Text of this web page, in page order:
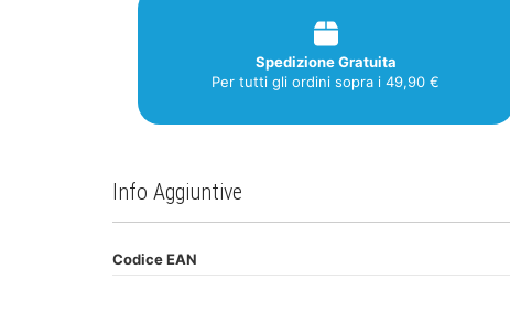
Spedizione Gratuita
Per tutti gli ordini sopra i 49,90 €
Info Aggiuntive
Codice EAN